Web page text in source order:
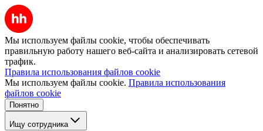
Мы используем файлы cookie, чтобы обеспечивать
правильную работу нашего веб-сайта и анализировать сетевой
трафик.
Правила использования файлов cookie
Мы используем файлы cookie. Правила использования
файлов cookie
Понятно
Ищу сотрудника